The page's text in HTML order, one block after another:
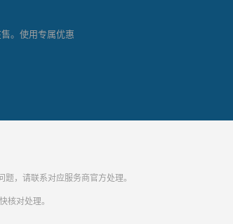
。使用专属优惠
，请联系对应服务商官方处理。
核对处理。